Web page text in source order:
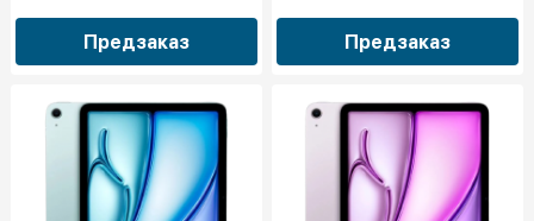
Предзаказ Предзаказ